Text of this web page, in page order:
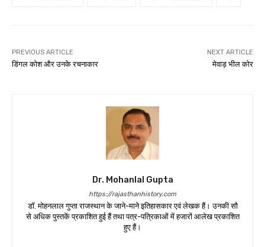
PREVIOUS ARTICLE
डिंगल कोश और उनके रचनाकार
NEXT ARTICLE
मेवाड़ भील कोर
Dr. Mohanlal Gupta
https://rajasthanhistory.com
डॉ. मोहनलाल गुप्ता राजस्थान के जाने-माने इतिहासकार एवं लेखक हैं। उनकी सौ
से अधिक पुस्तकें प्रकाशित हुई हैं तथा पत्र-पत्रिकाओं में हजारों आलेख प्रकाशित
हुए हैं।